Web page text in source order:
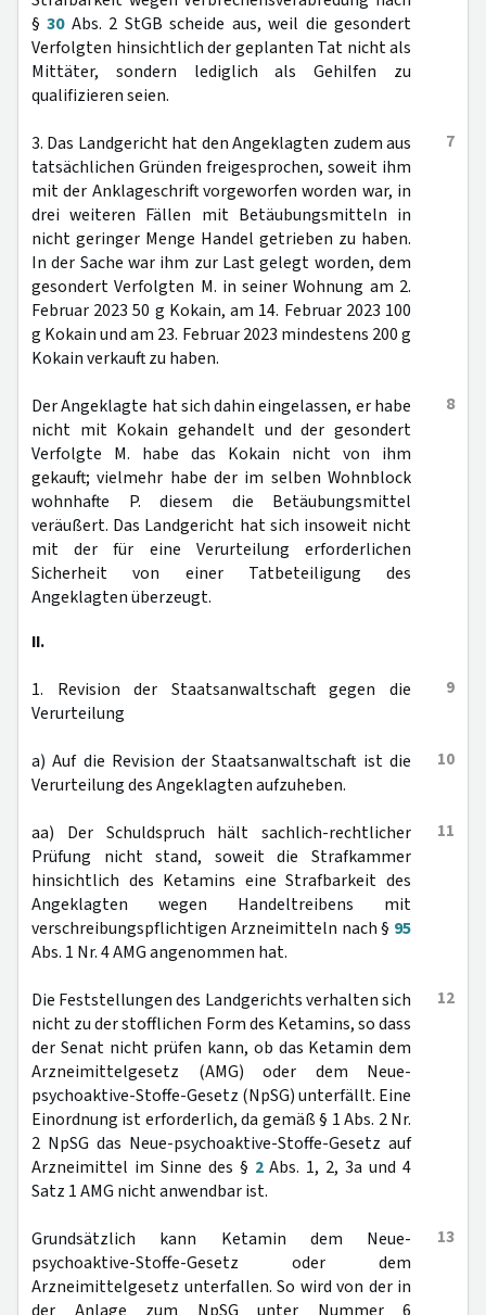
§30Abs. 2 StGB scheide aus, weil die gesondert
Verfolgten hinsichtlich der geplanten Tat nicht als
Mittäter, sondern lediglich als Gehilfen zu
qualifizieren seien.
7
3. Das Landgericht hat den Angeklagten zudem aus
tatsächlichen Gründen freigesprochen, soweit ihm
mit der Anklageschrift vorgeworfen worden war, in
drei weiteren Fällen mit Betäubungsmitteln in
nicht geringer Menge Handel getrieben zu haben.
In der Sache war ihm zur Last gelegt worden, dem
gesondert Verfolgten M. in seiner Wohnung am 2.
Februar 2023 50 g Kokain, am 14. Februar 2023 100
g Kokain und am 23. Februar 2023 mindestens 200 g
Kokain verkauft zu haben.
8
Der Angeklagte hat sich dahin eingelassen, er habe
nicht mit Kokain gehandelt und der gesondert
Verfolgte M. habe das Kokain nicht von ihm
gekauft; vielmehr habe der im selben Wohnblock
wohnhafte P. diesem die Betäubungsmittel
veräußert. Das Landgericht hat sich insoweit nicht
mit der für eine Verurteilung erforderlichen
Sicherheit von einer Tatbeteiligung des
Angeklagten überzeugt.
II.
9
1. Revision der Staatsanwaltschaft gegen die
Verurteilung
10
a) Auf die Revision der Staatsanwaltschaft ist die
Verurteilung des Angeklagten aufzuheben.
11
aa) Der Schuldspruch hält sachlich-rechtlicher
Prüfung nicht stand, soweit die Strafkammer
hinsichtlich des Ketamins eine Strafbarkeit des
Angeklagten wegen Handeltreibens mit
verschreibungspflichtigen Arzneimitteln nach § 95
Abs. 1 Nr. 4 AMG angenommen hat.
12
Die Feststellungen des Landgerichts verhalten sich
nicht zu der stofflichen Form des Ketamins, so dass
der Senat nicht prüfen kann, ob das Ketamin dem
Arzneimittelgesetz (AMG) oder dem Neue-
psychoaktive-Stoffe-Gesetz (NpSG) unterfällt. Eine
Einordnung ist erforderlich, da gemäß § 1 Abs. 2 Nr.
2 NpSG das Neue-psychoaktive-Stoffe-Gesetz auf
Arzneimittel im Sinne des § 2Abs. 1, 2, 3a und 4
Satz 1 AMG nicht anwendbar ist.
13
Grundsätzlich kann Ketamin dem Neue-
psychoaktive-Stoffe-Gesetz oder dem
Arzneimittelgesetz unterfallen. So wird von der in